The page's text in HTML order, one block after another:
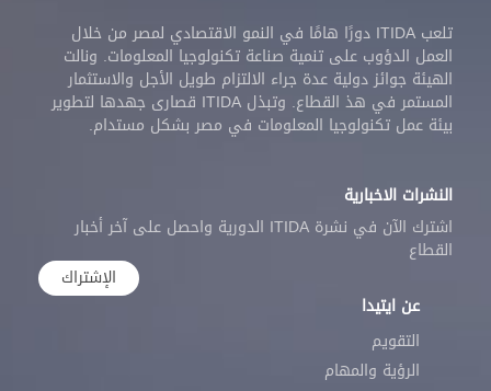
تلعب ITIDA دورًا هامًا في النمو الاقتصادي لمصر من خلال
العمل الدؤوب على تنمية صناعة تكنولوجيا المعلومات. ونالت
الهيئة جوائز دولية عدة جراء الالتزام طويل الأجل والاستثمار
المستمر في هذ القطاع. وتبذل ITIDA قصارى جهدها لتطوير
بيئة عمل تكنولوجيا المعلومات في مصر بشكل مستدام.
النشرات الاخبارية
اشترك الآن في نشرة ITIDA الدورية واحصل على آخر أخبار
القطاع
الإشتراك
عن ايتيدا
التقويم
الرؤية والمهام